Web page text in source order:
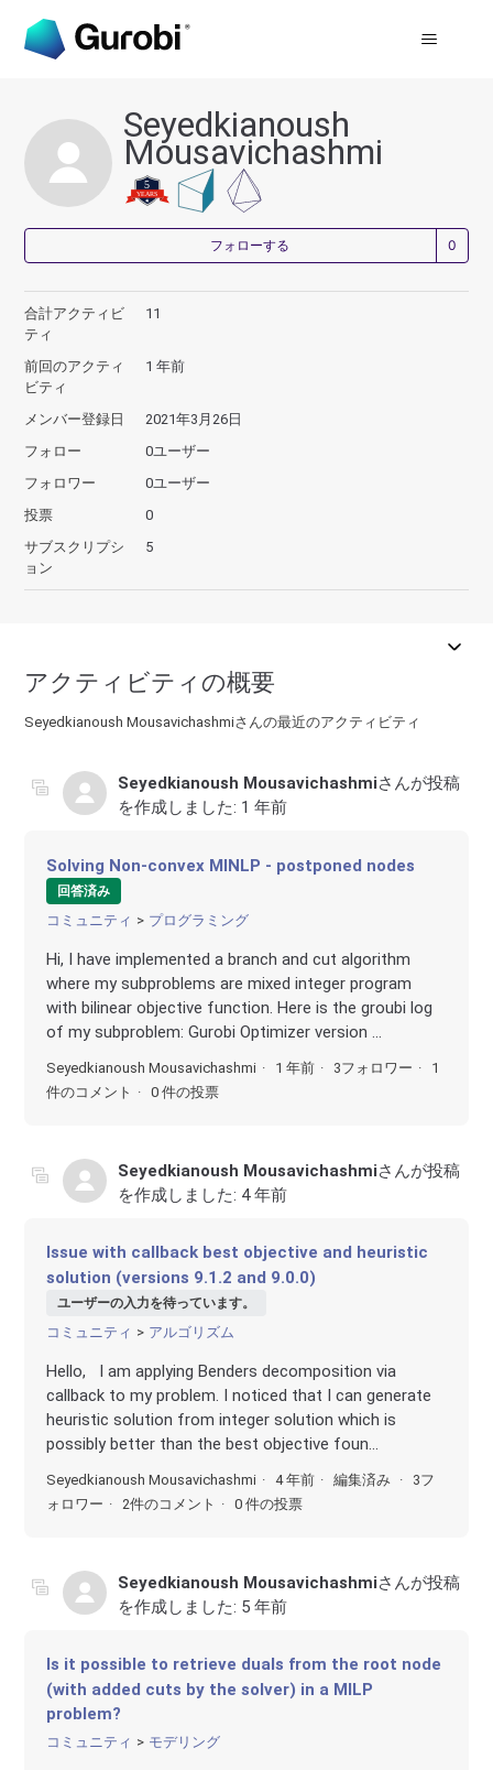
Seyedkianoush
Mousavichashmi
フォローする
合計アクティビ
ティ
11
前回のアクティ
ビティ
1 年前
メンバー登録日
2021年3月26日
フォロー
0ユーザー
フォロワー
0ユーザー
投票
0
サブスクリプシ
ョン
5
アクティビティの概要
Seyedkianoush Mousavichashmiさんの最近のアクティビティ
Seyedkianoush Mousavichashmiさんが投稿
を作成しました: 1 年前
Solving Non-convex MINLP - postponed nodes
回答済み
コミュニティ プログラミング
Hi, I have implemented a branch and cut algorithm
where my subproblems are mixed integer program
with bilinear objective function. Here is the groubi log
of my subproblem: Gurobi Optimizer version ...
Seyedkianoush Mousavichashmi 1 年前 3フォロワー
1
件のコメント
0 件の投票
Seyedkianoush Mousavichashmiさんが投稿
を作成しました: 4 年前
Issue with callback best objective and heuristic
solution (versions 9.1.2 and 9.0.0)
ユーザーの入力を待っています。
コミュニティ アルゴリズム
Hello, I am applying Benders decomposition via
callback to my problem. I noticed that I can generate
heuristic solution from integer solution which is
possibly better than the best objective foun...
Seyedkianoush Mousavichashmi 4 年前 編集済み
3フ
ォロワー
2件のコメント 0 件の投票
Seyedkianoush Mousavichashmiさんが投稿
を作成しました: 5 年前
Is it possible to retrieve duals from the root node
(with added cuts by the solver) in a MILP
problem?
コミュニティ モデリング